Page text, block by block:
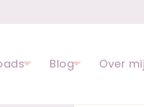
Blog Over mij